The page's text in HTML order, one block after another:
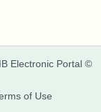
Electronic Portal ©
of Use